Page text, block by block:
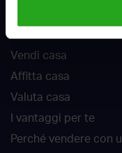
Vendi casa
Affitta casa
Valuta casa
I vantaggi per te
Perché vendere con